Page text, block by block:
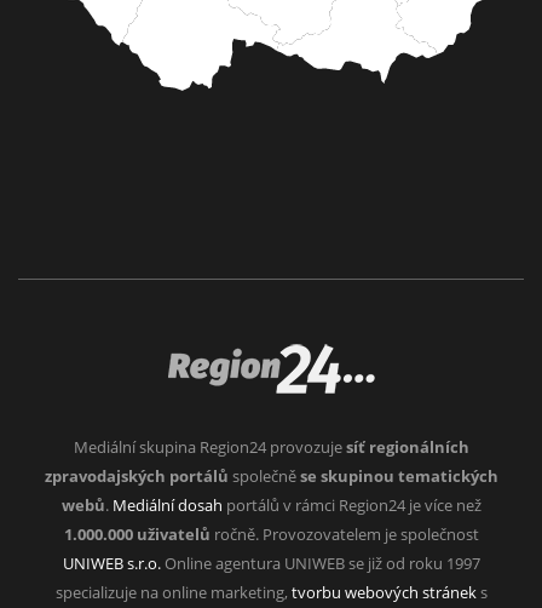
Mediální skupina Region24 provozujesíť regionálních
zpravodajských portálů společněse skupinou tematických
webů. Mediální dosah portálů v rámci Region24 je více než
1.000.000 uživatelů ročně. Provozovatelem je společnost
UNIWEB s.r.o.Online agentura UNIWEB se již od roku 1997
specializuje na online marketing, tvorbu webových stráneks